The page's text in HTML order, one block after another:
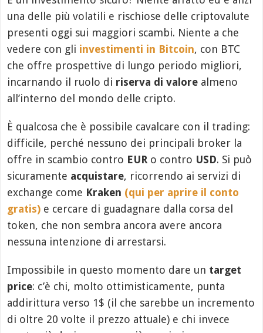
una delle più volatili e rischiose delle criptovalute
presenti oggi sui maggiori scambi. Niente a che
vedere con gli investimenti in Bitcoin, con BTC
che offre prospettive di lungo periodo migliori,
incarnando il ruolo di riserva di valore almeno
all’interno del mondo delle cripto.
È qualcosa che è possibile cavalcare con il trading:
difficile, perché nessuno dei principali broker la
offre in scambio contro EUR o contro USD. Si può
sicuramente acquistare, ricorrendo ai servizi di
exchange come Kraken (qui per aprire il conto
gratis) e cercare di guadagnare dalla corsa del
token, che non sembra ancora avere ancora
nessuna intenzione di arrestarsi.
Impossibile in questo momento dare un target
price: c’è chi, molto ottimisticamente, punta
addirittura verso 1$ (il che sarebbe un incremento
di oltre 20 volte il prezzo attuale) e chi invece